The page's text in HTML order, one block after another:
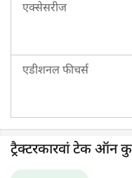
एक्सेसरीज
एडीशनल फीचर्स
ट्रैक्टरकारवां टेक ऑन